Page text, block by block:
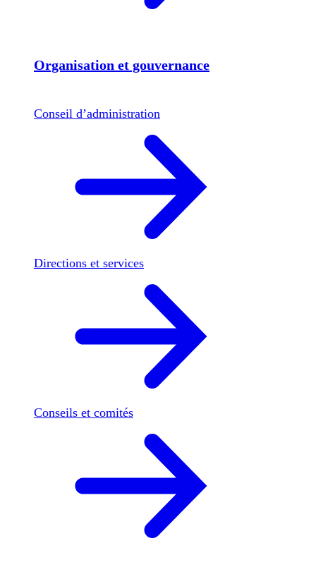
Organisation et gouvernance
Conseil d’administration
Directions et services
Conseils et comités